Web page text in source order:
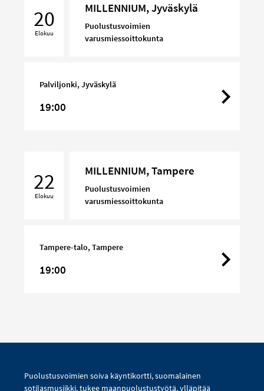
Jyväskylä
20
Elokuu
MILLENNIUM, Jyväskylä
Puolustusvoimien
varusmiessoittokunta
Palviljonki, Jyväskylä
19:00
Tampere
22
Elokuu
MILLENNIUM, Tampere
Puolustusvoimien
varusmiessoittokunta
Tampere-talo, Tampere
19:00
Puolustusvoimien soiva käyntikortti, suomalainen
sotilasmusiikki, tukee maanpuolustustyötä, ylläpitää